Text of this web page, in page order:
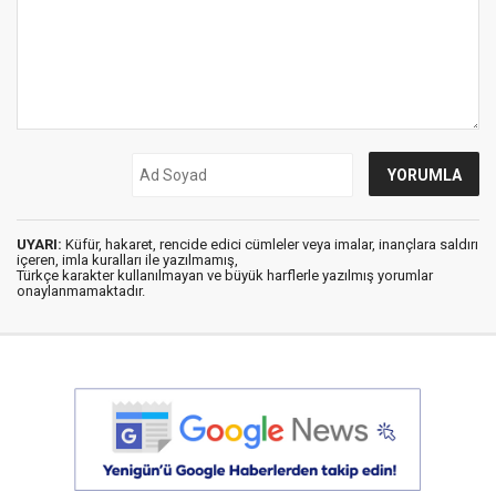
UYARI: Küfür, hakaret, rencide edici cümleler veya imalar, inançlara saldırı
içeren, imla kuralları ile yazılmamış,
Türkçe karakter kullanılmayan ve büyük harflerle yazılmış yorumlar
onaylanmamaktadır.